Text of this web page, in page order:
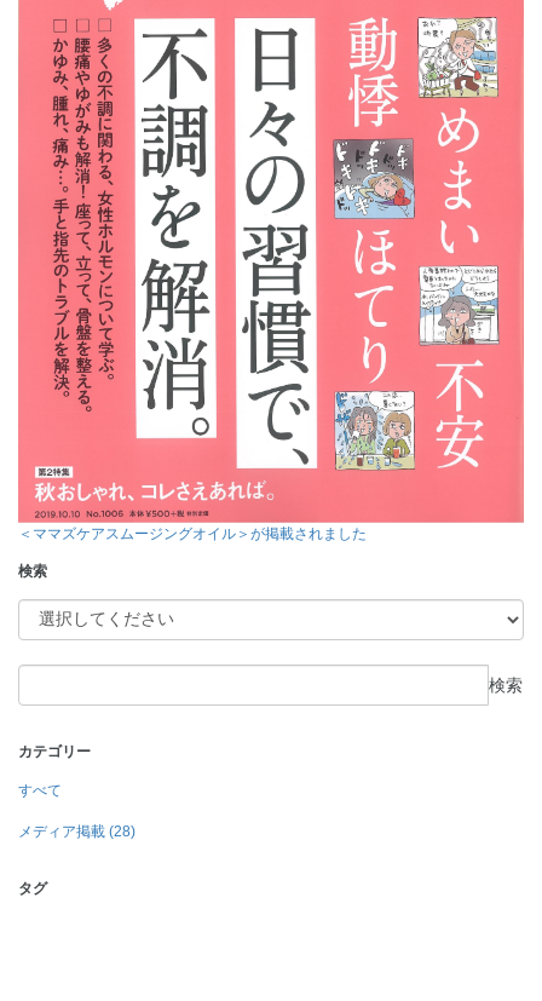
＜ママズケアスムージングオイル＞が掲載されました
検索
検索
カテゴリー
すべて
メディア掲載 (28)
タグ